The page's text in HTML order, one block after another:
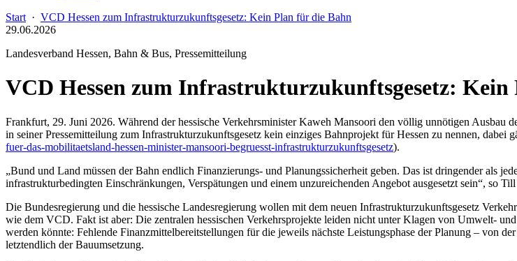
Start · VCD Hessen zum Infrastrukturzukunftsgesetz: Kein Plan für die Bahn
29.06.2026
Landesverband Hessen, Bahn & Bus, Pressemitteilung
VCD Hessen zum Infrastrukturzukunftsgesetz:
Frankfurt, 29. Juni 2026. Während der hessische Verkehrsminister Kaweh Mansoori den völlig unnötigen
in seiner Pressemitteilung zum Infrastrukturzukunftsgesetz kein einziges Bahnprojekt für Hessen zu nennen, dabei
fuer-das-mobilitaetsland-hessen-minister-mansoori-begruesst-infrastrukturzukunftsgesetz).
„Bund und Land müssen der Bahn endlich Finanzierungs- und Planungssicherheit geben. Das ist dringender als
infrastrukturbedingten Einschränkungen, Verspätungen und einem unzureichenden Angebot ausgesetzt sein“, so
Die Bundesregierung und die hessische Landesregierung wollen mit dem neuen Infrastrukturzukunftsgesetz
wie dem VCD. Fakt ist aber: Die zentralen hessischen Verkehrsprojekte leiden nicht unter Klagen von Umwelt-
werden könnte: Fehlende Finanzmittelbereitstellungen für die jeweils nächste Leistungsphase der Planung – von
letztendlich der Bauumsetzung.